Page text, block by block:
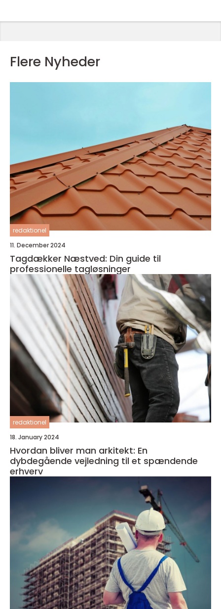
Flere Nyheder
redaktionel
11. December 2024
Tagdækker Næstved: Din guide til
professionelle tagløsninger
redaktionel
18. January 2024
Hvordan bliver man arkitekt: En
dybdegående vejledning til et spændende
erhverv